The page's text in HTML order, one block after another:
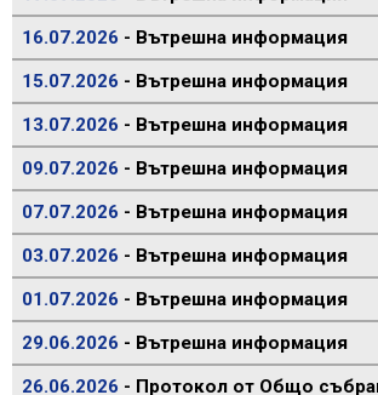
16.07.2026 - Вътрешна информация
15.07.2026 - Вътрешна информация
13.07.2026 - Вътрешна информация
09.07.2026 - Вътрешна информация
07.07.2026 - Вътрешна информация
03.07.2026 - Вътрешна информация
01.07.2026 - Вътрешна информация
29.06.2026 - Вътрешна информация
26.06.2026 - Протокол от Общо